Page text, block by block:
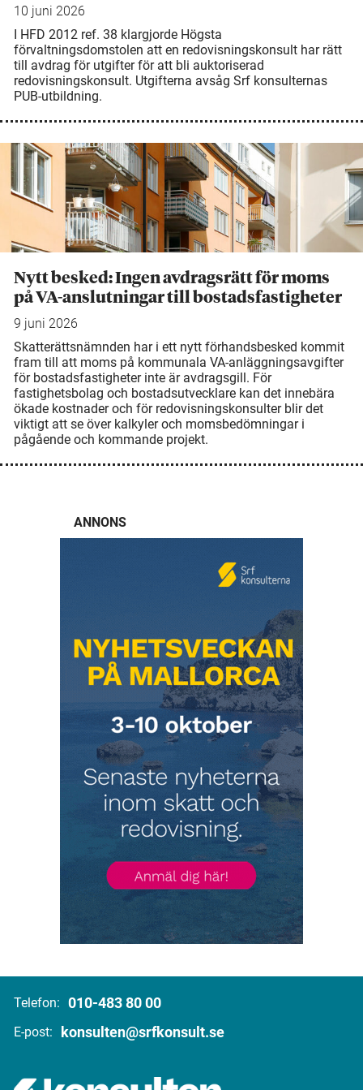
10 juni 2026
I HFD 2012 ref. 38 klargjorde Högsta
förvaltningsdomstolen att en redovisningskonsult har rätt
till avdrag för utgifter för att bli auktoriserad
redovisningskonsult. Utgifterna avsåg Srf konsulternas
PUB-utbildning.
Nytt besked: Ingen avdragsrätt för moms
på VA-anslutningar till bostadsfastigheter
9 juni 2026
Skatterättsnämnden har i ett nytt förhandsbesked kommit
fram till att moms på kommunala VA-anläggningsavgifter
för bostadsfastigheter inte är avdragsgill. För
fastighetsbolag och bostadsutvecklare kan det innebära
ökade kostnader och för redovisningskonsulter blir det
viktigt att se över kalkyler och momsbedömningar i
pågående och kommande projekt.
ANNONS
Telefon: 010-483 80 00
E-post: konsulten@srfkonsult.se